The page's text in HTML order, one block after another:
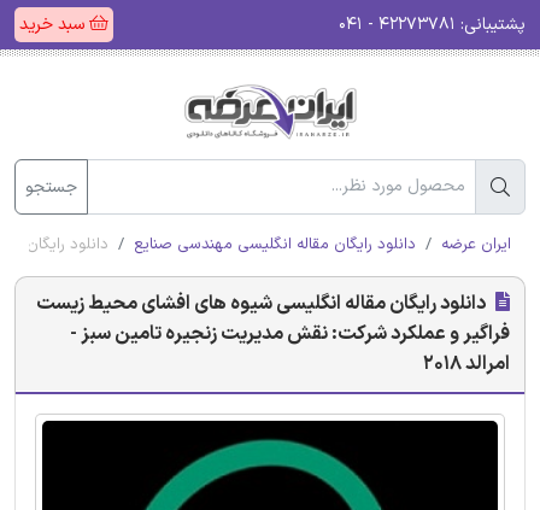
پشتیبانی: سبد خرید
جستجو
ایران عرضه دانلود رایگان مقاله انگلیسی مهندسی صنایع دانلود رایگان
دانلود رایگان مقاله انگلیسی شیوه های افشای محیط زیست
فراگیر و عملکرد شرکت: نقش مدیریت زنجیره تامین سبز -
امرالد 2018